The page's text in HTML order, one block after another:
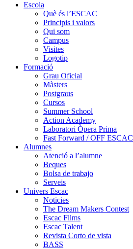
Escola
Què és l’ESCAC
Principis i valors
Qui som
Campus
Visites
Logotip
Formació
Grau Oficial
Màsters
Postgraus
Cursos
Summer School
Action Academy
Laboratori Òpera Prima
Fast Forward / OFF ESCAC
Alumnes
Atenció a l’alumne
Beques
Bolsa de trabajo
Serveis
Univers Escac
Noticies
The Dream Makers Contest
Escac Films
Escac Talent
Revista Corto de vista
BASS